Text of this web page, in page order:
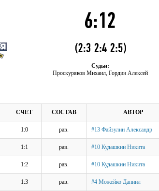
Судьи:
Проскуряков Михаил, Гордин Алексей
СЧЕТ СОСТАВ АВТОР
1:0 рав. #13 Файзулин Александр
1:1 рав. #10 Кудашкин Никита
1:2 рав. #10 Кудашкин Никита
1:3 рав. #4 Можейко Даниил